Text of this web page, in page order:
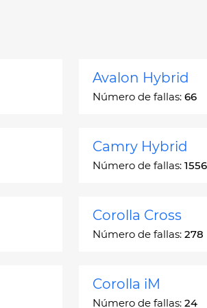
Avalon Hybrid
Número de fallas: 66
Camry Hybrid
Número de fallas: 1556
Corolla Cross
Número de fallas: 278
Corolla iM
Número de fallas: 24